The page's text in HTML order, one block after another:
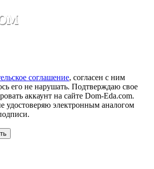
соглашение, согласен с ним
его не нарушать. Подтверждаю свое
аккаунт на сайте Dom-Eda.com.
удостоверяю электронным аналогом